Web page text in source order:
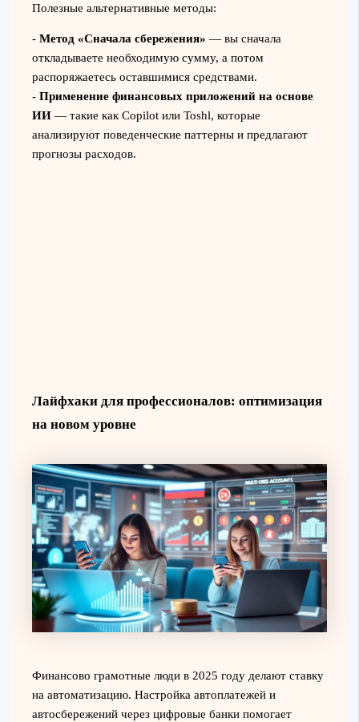
Полезные альтернативные методы:
- Метод «Сначала сбережения» — вы сначала
откладываете необходимую сумму, а потом
распоряжаетесь оставшимися средствами.
- Применение финансовых приложений на основе
ИИ— такие как Copilot или Toshl, которые
анализируют поведенческие паттерны и предлагают
прогнозы расходов.
Лайфхаки для профессионалов: оптимизация
на новом уровне
Финансово грамотные люди в 2025 году делают ставку
на автоматизацию. Настройка автоплатежей и
автосбережений через цифровые банки помогает